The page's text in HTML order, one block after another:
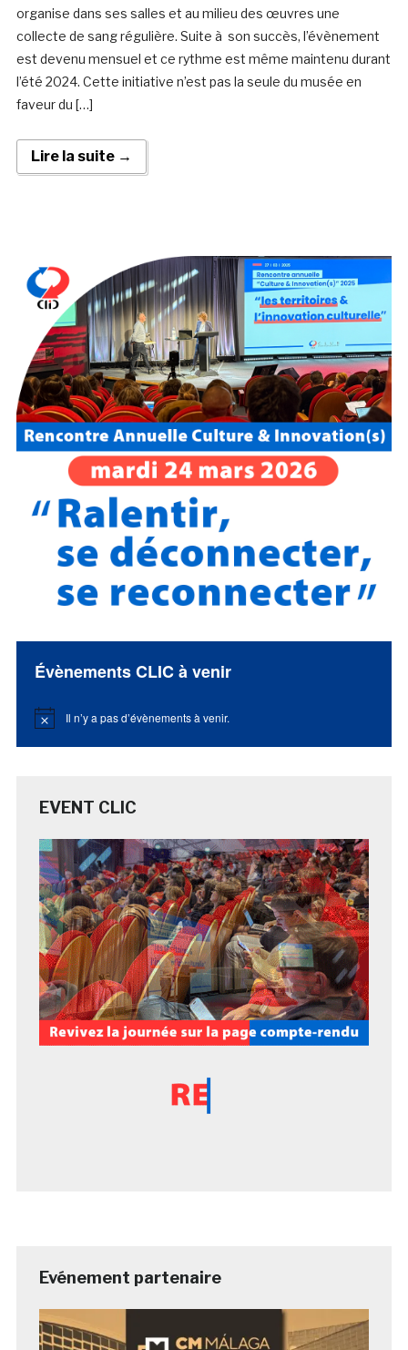
organise dans ses salles et au milieu des œuvres une
collecte de sang régulière. Suite à son succès, l’évènement
est devenu mensuel et ce rythme est même maintenu durant
l’été 2024. Cette initiative n’est pas la seule du musée en
faveur du […]
Lire la suite →
Évènements CLIC à venir
Notice Il n’y a pas d’évènements à venir.
EVENT CLIC
Evénement partenaire